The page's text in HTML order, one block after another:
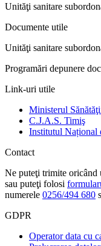
Unităţi sanitare
Documente utile
Unităţi sanitare
Programări depunere
Link-uri utile
Ministerul
C.J.A.S. Timiş
Institutul Național
Contact
Ne puteţi trimite oricând
sau puteţi folosi
numerele 0256/494 680
GDPR
Operator data cu